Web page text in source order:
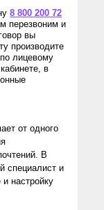
8 800 200 72
перезвоним и
вы
производите
лицевому
в
от одного
В
специалист и
настройку